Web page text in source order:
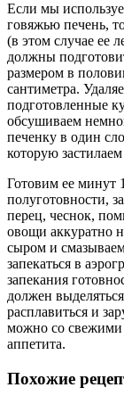
Если мы
говяжью печень,
(в этом случае ее
должны
размером в
сантиметра.
подготовленные
обсушиваем
печенку в один
которую
Готовим ее минут
полуготовности,
перец, чеснок,
овощи аккуратно
сыром и
запекаться в
запекания
должен
расплавиться и
можно со свежими
аппетита.
Похожие